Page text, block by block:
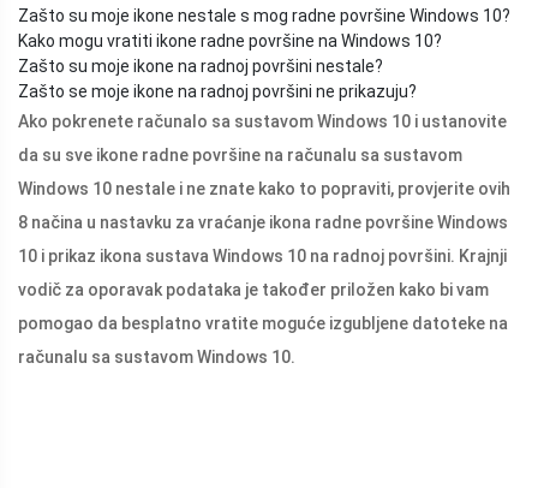
Zašto su moje ikone nestale s mog radne površine Windows 10?
Kako mogu vratiti ikone radne površine na Windows 10?
Zašto su moje ikone na radnoj površini nestale?
Zašto se moje ikone na radnoj površini ne prikazuju?
Ako pokrenete računalo sa sustavom Windows 10 i ustanovite
da su sve ikone radne površine na računalu sa sustavom
Windows 10 nestale i ne znate kako to popraviti, provjerite ovih
8 načina u nastavku za vraćanje ikona radne površine Windows
10 i prikaz ikona sustava Windows 10 na radnoj površini. Krajnji
vodič za oporavak podataka je također priložen kako bi vam
pomogao da besplatno vratite moguće izgubljene datoteke na
računalu sa sustavom Windows 10.